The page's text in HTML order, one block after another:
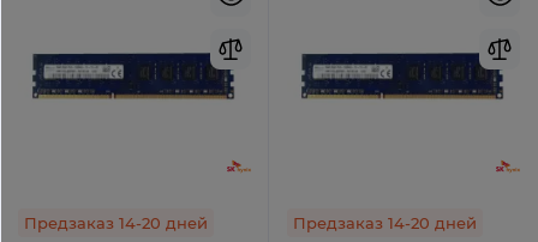
Предзаказ 14-20 дней
Предзаказ 14-20 дней